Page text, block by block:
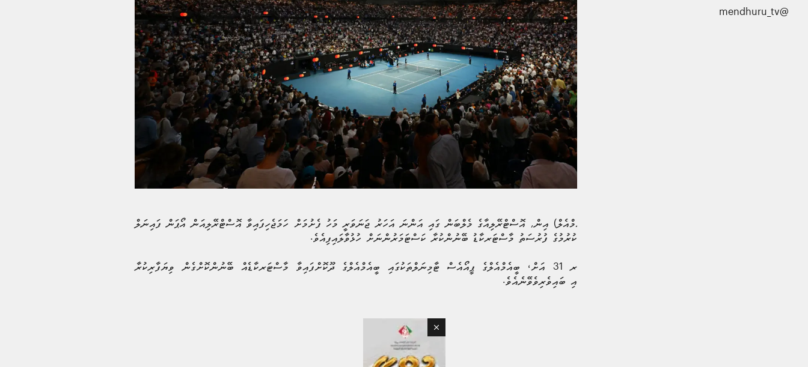
@mendhuru_tv
ބޭންކް އޮފް މޯލްޑިވްސް (ބީއެމްއެލް) އިން, އޮސްޓްރޭލިއާގެ މެލްބަން ގައި އަންނަ އަހަރު ޖަނަވަރީ މަހު ފެށުމަށް ހަމަޖެހިފައިވާ އޮސްޓްރޭލިއަން އޯޕަން ފައިނަލް
ބަލާލަން ދަތުރެއް ކާމިޔާބު ކުރުމުގެ ފުރުސަތު މާސްޓަރކާޑު ބޭނުންކުރާ ކަސްޓަމަރުންނަށް ހުޅުވާލައިފިއެވެ.
މިއަދުން ފެށިގެން އޮކްޓޯބަރ 31 އަށް، ބީއެމްއެލްގެ ޕީއޯއެސް ޓާމިނަލްތަކުގައި ބީއެމްއެލްގެ ދޫކޮށްފައިވާ މާސްޓަރކާޑެއް ބޭނުންކޮށްގެން ވިޔަފާރިކުރާ
ކަސްޓަމަރުންނަށް ގުރުއަތުގައި ބައިވެރިވެވޭނެއެވެ.